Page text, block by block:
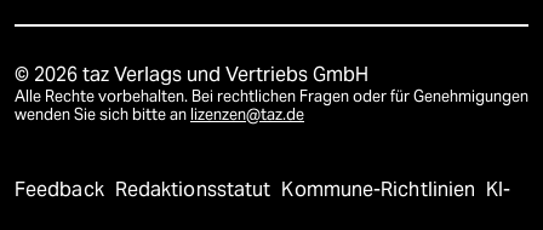
© 2026 taz Verlags und Vertriebs GmbH
Alle Rechte vorbehalten. Bei rechtlichen Fragen oder für Genehmigungen
wenden Sie sich bitte an lizenzen@taz.de
Feedback Redaktionsstatut Kommune-Richtlinien KI-